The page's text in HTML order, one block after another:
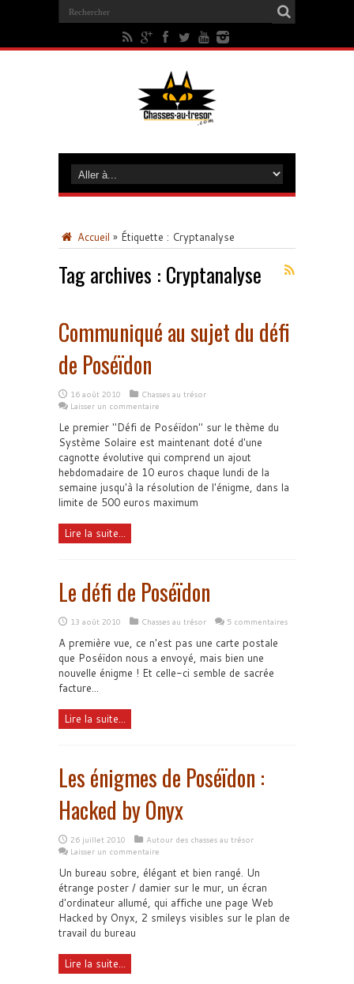
Accueil » Étiquette : Cryptanalyse
Tag archives : Cryptanalyse
Communiqué au sujet du défi
de Poséïdon
16 août 2010
Chasses au trésor
Laisser un commentaire
Le premier "Défi de Poséïdon" sur le thème du
Système Solaire est maintenant doté d'une
cagnotte évolutive qui comprend un ajout
hebdomadaire de 10 euros chaque lundi de la
semaine jusqu'à la résolution de l'énigme, dans la
limite de 500 euros maximum
Lire la suite...
Le défi de Poséïdon
13 août 2010 Chasses au trésor 5 commentaires
A première vue, ce n'est pas une carte postale
que Poséïdon nous a envoyé, mais bien une
nouvelle énigme ! Et celle-ci semble de sacrée
facture...
Lire la suite...
Les énigmes de Poséïdon :
Hacked by Onyx
26 juillet 2010
Autour des chasses au trésor
Laisser un commentaire
Un bureau sobre, élégant et bien rangé. Un
étrange poster / damier sur le mur, un écran
d'ordinateur allumé, qui affiche une page Web
Hacked by Onyx, 2 smileys visibles sur le plan de
travail du bureau
Lire la suite...